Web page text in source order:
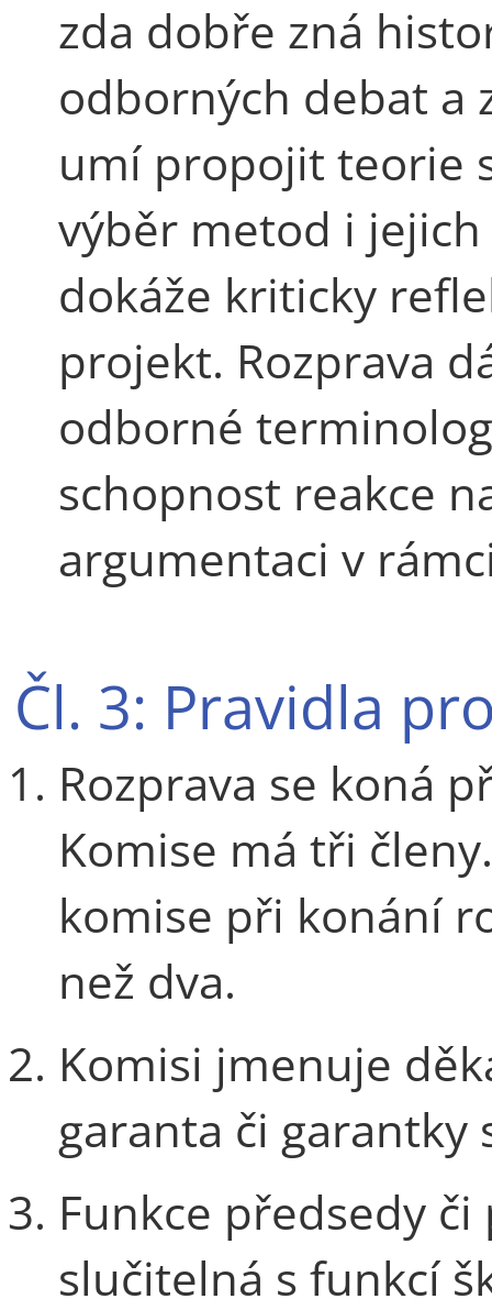
zda dobře zná
odborných debat a
umí propojit teorie
výběr metod i
dokáže kriticky
projekt. Rozprava
odborné
schopnost reakce
argumentaci v
Čl. 3: Pravidla
Rozprava se koná
Komise má tři
komise při konání
než dva.
Komisi jmenuje
garanta či
Funkce předsedy
slučitelná s funkcí